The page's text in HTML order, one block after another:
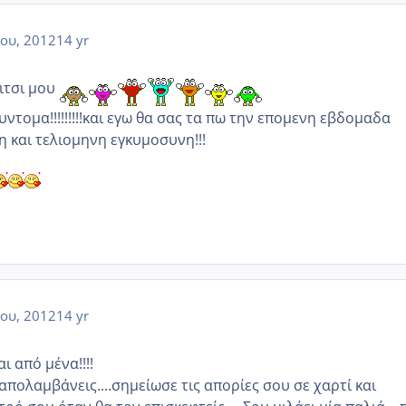
201214 yr
μου
εγω θα σας τα πω την επομενη εβδομαδα
και τελιομηνη εγκυμοσυνη!!!
201214 yr
από μένα!!!!
τις απορίες σου σε χαρτί και